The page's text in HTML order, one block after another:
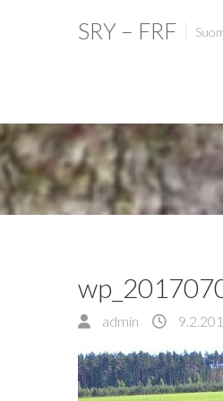
SRY – FRF
admin